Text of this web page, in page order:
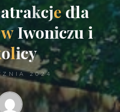
atrakcje dla
w Iwoniczu i
olicy
2024